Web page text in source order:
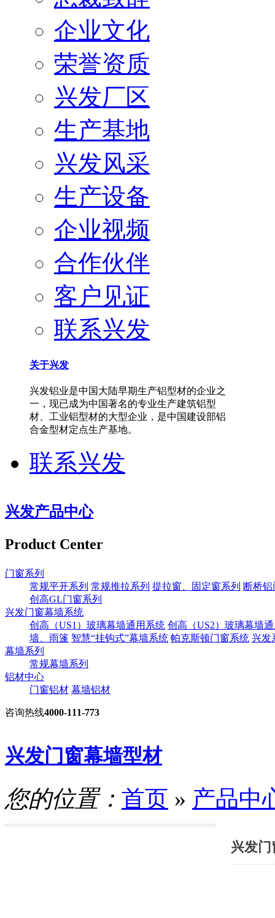
企业文化
荣誉资质
兴发厂区
生产基地
兴发风采
生产设备
企业视频
合作伙伴
客户见证
联系兴发
关于兴发
兴发铝业是中国大陆早期生产铝型材的企业之
一，现已成为中国著名的专业生产建筑铝型
材、工业铝型材的大型企业，是中国建设部铝
合金型材定点生产基地。
联系兴发
兴发产品中心
Product Center
门窗系列
常规平开系列 常规推拉系列 提拉窗、固定窗系列 断桥铝
创高GL门窗系列
兴发门窗幕墙系统
创高（US1）玻璃幕墙通用系统 创高（US2）玻璃幕墙
墙、雨篷 智慧“挂钩式”幕墙系统 帕克斯顿门窗系统 兴发
幕墙系列
常规幕墙系列
铝材中心
门窗铝材 幕墙铝材
咨询热线4000-111-773
兴发门窗幕墙型材
您的位置： 首页 » 产品中
兴发